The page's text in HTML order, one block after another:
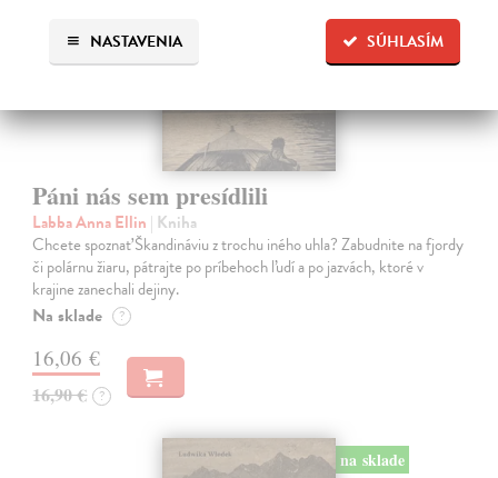
SÚHLASÍM
NASTAVENIA
Páni nás sem presídlili
Labba Anna Ellin | Kniha
Chcete spoznať Škandináviu z trochu iného uhla? Zabudnite na fjordy
či polárnu žiaru, pátrajte po príbehoch ľudí a po jazvách, ktoré v
krajine zanechali dejiny.
Na sklade ?
16,06 €
16,90 € ?
na sklade